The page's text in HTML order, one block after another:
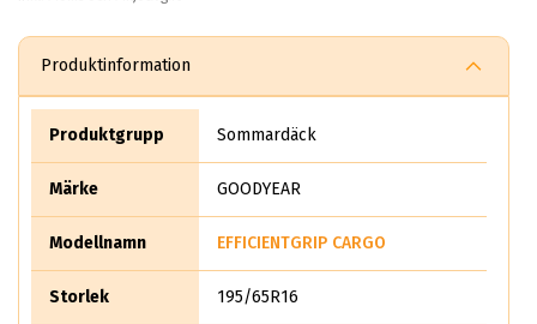
Produktinformation
Produktgrupp Sommardäck
Märke GOODYEAR
Modellnamn EFFICIENTGRIP CARGO
Storlek 195/65R16